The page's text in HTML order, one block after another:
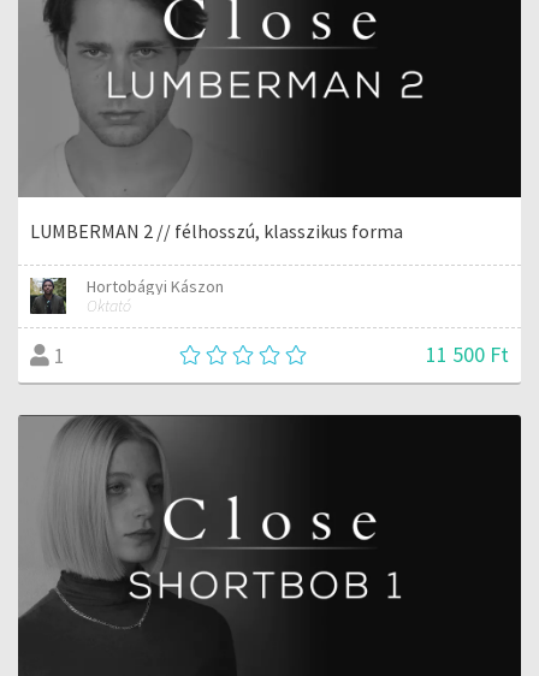
LUMBERMAN 2 // félhosszú, klasszikus forma
Hortobágyi Kászon
Oktató
1 11 500 Ft